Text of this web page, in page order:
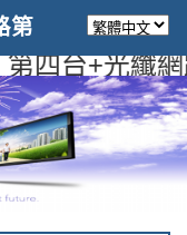
四台+光纖網
第